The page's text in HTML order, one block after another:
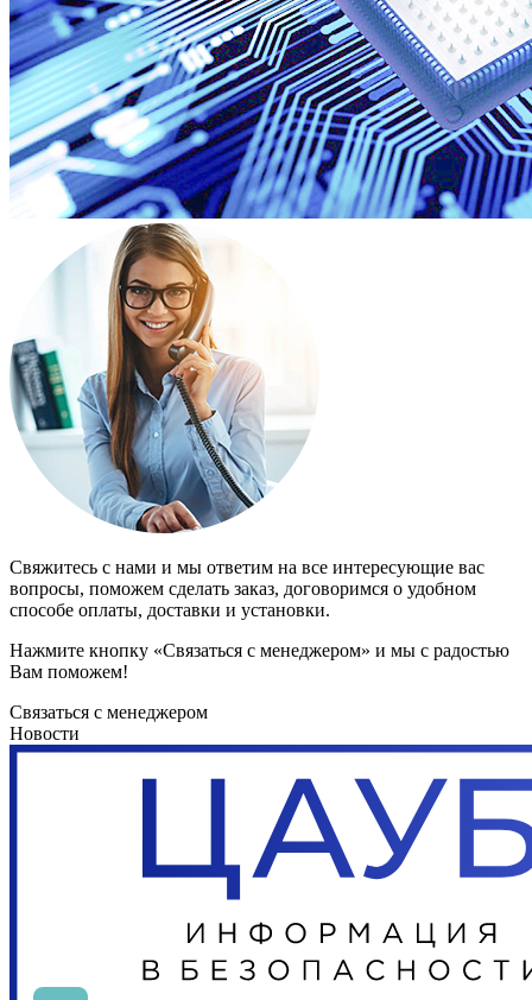
Свяжитесь с нами и мы ответим на все интересующие вас
вопросы, поможем сделать заказ, договоримся о удобном
способе оплаты, доставки и установки.
Нажмите кнопку «Связаться с менеджером» и мы с радостью
Вам поможем!
Связаться с менеджером
Новости